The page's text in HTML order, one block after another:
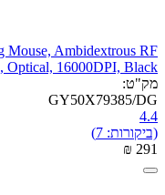
Mouse, Ambidextrous RF
Optical, 16000DPI, Black
מק"ט:
GY50X79385/DG
4.4
(ביקורות: 7)
₪ ‍291‍